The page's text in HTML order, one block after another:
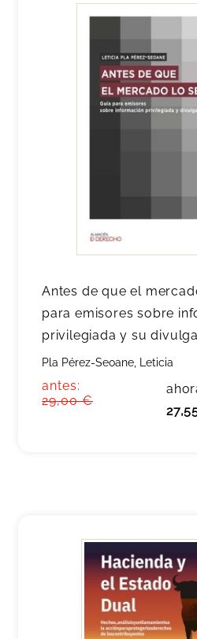
Antes de que el
para emisores sobre
privilegiada y su
Pla Pérez-Seoane, Leticia
antes:
29,00 €